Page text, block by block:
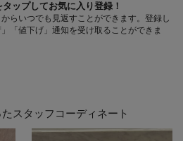
タップしてお気に入り登録！
らいつでも見返すことができます。登録し
「値下げ」通知を受け取ることができま
スタッフコーディネート